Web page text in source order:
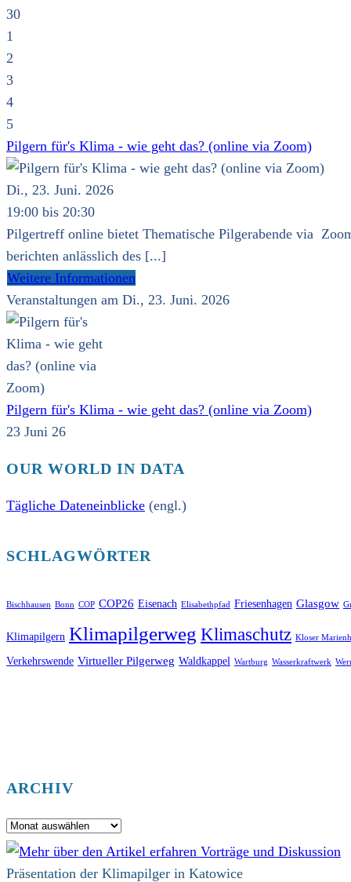
30
1
2
3
4
5
Pilgern für's Klima - wie geht das? (online via Zoom)
Di., 23. Juni. 2026
19:00 bis 20:30
Pilgertreff online bietet Thematische Pilgerabende via
berichten anlässlich des [...]
Weitere Informationen
Veranstaltungen am Di., 23. Juni. 2026
Pilgern für's Klima - wie geht das? (online via Zoom)
23 Juni 26
OUR WORLD IN DATA
Tägliche Dateneinblicke (engl.)
SCHLAGWÖRTER
Bischhausen Bonn COP COP26 Eisenach Elisabethpfad Friesenhagen Glasgow
Klimapilgern Klimapilgerweg Klimaschutz Kloser
Verkehrswende Virtueller Pilgerweg Waldkappel Wartburg Wasserkraftwerk
ARCHIV
Archiv
Präsentation der Klimapilger in Katowice